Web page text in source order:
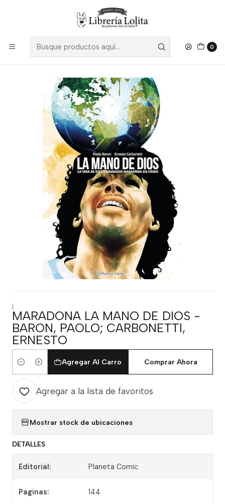
0
Despacho a todo Chile
Ernesto
|
MARADONA LA MANO DE DIOS -
BARON, PAOLO; CARBONETTI,
ERNESTO
Cantidad
Agregar Al Carro Comprar Ahora
Agregar a la lista de favoritos
Mostrar stock de ubicaciones
DETALLES
Editorial: Planeta Comic
Paginas: 144